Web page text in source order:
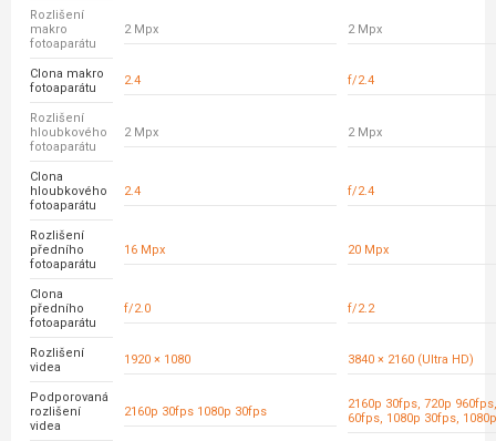
Rozlišení
makro
fotoaparátu
2 Mpx 2 Mpx
Clona makro
fotoaparátu
2.4 f/2.4
Rozlišení
hloubkového
fotoaparátu
2 Mpx 2 Mpx
Clona
hloubkového
fotoaparátu
2.4 f/2.4
Rozlišení
předního
fotoaparátu
16 Mpx 20 Mpx
Clona
předního
fotoaparátu
f/2.0 f/2.2
Rozlišení
videa
1920 × 1080 3840 × 2160 (Ultra HD)
Podporovaná
rozlišení
videa
2160p 30fps 1080p 30fps
2160p 30fps, 720p
60fps, 1080p 30fps,